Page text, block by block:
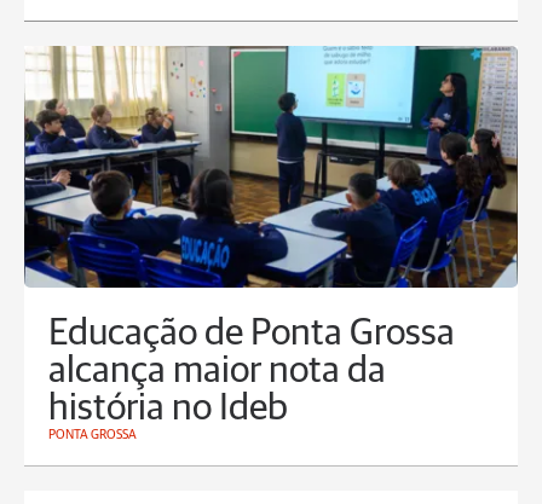
Educação de Ponta Grossa
alcança maior nota da
história no Ideb
PONTA GROSSA